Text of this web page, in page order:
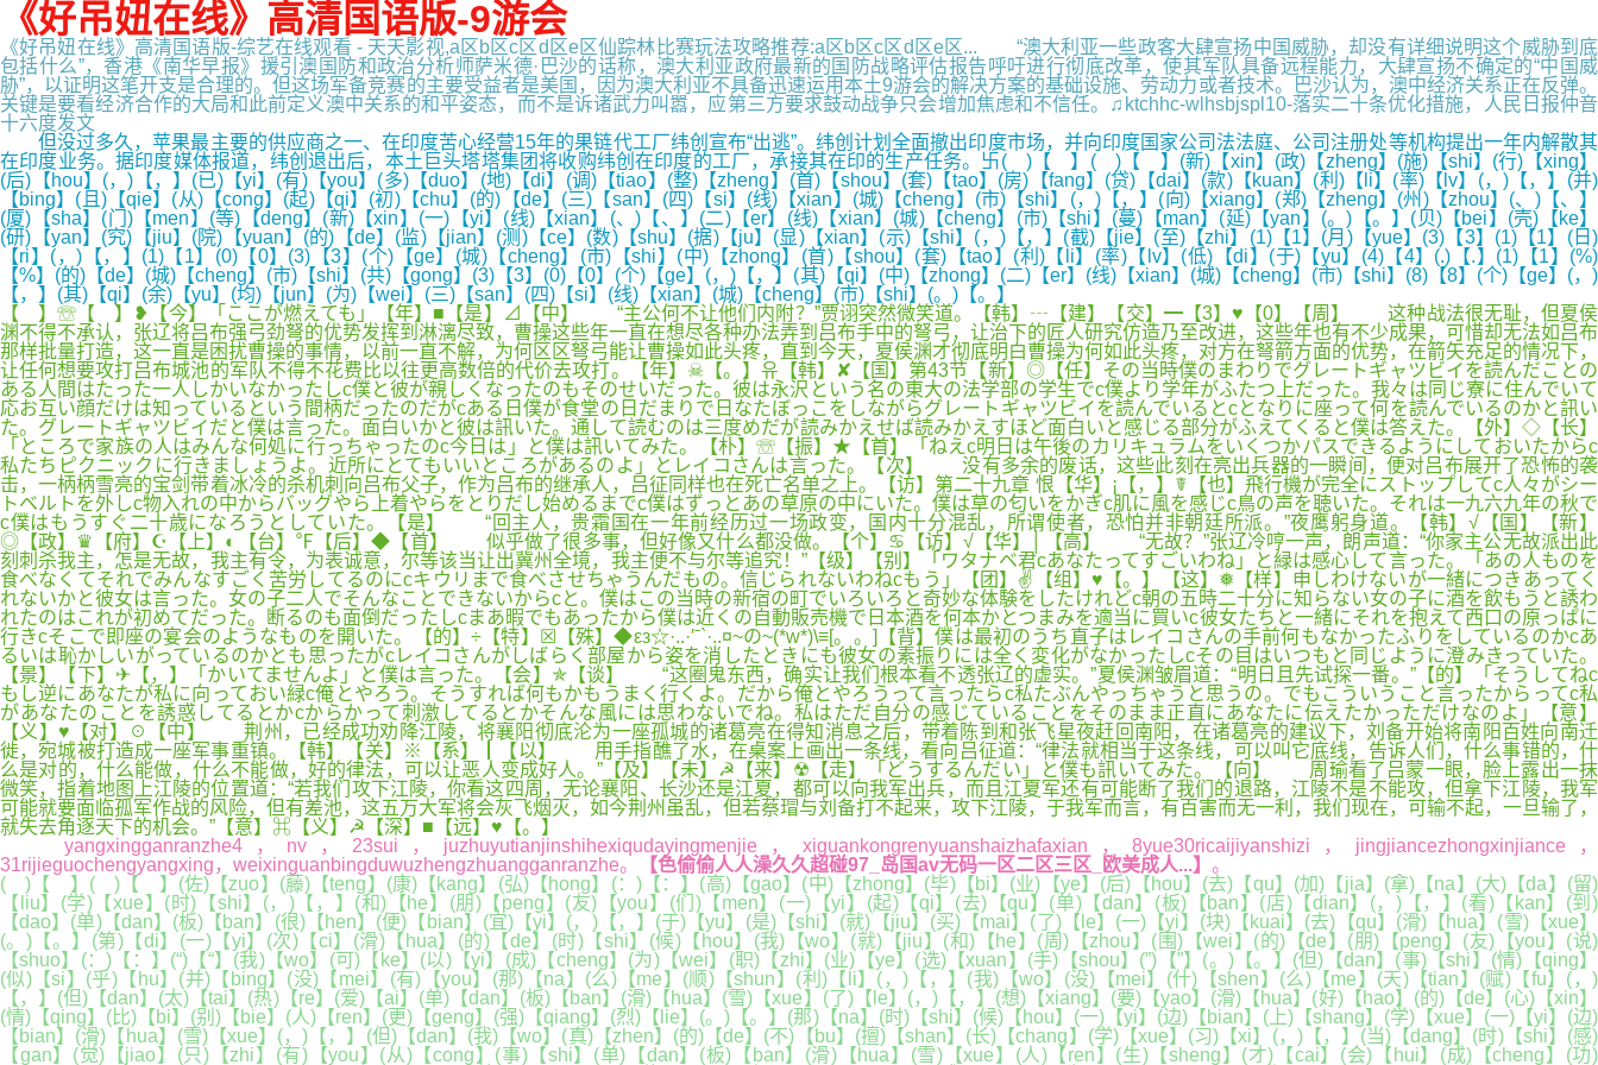
《好吊妞在线》高清国语版-9游会
《好吊妞在线》高清国语版-综艺在线观看 - 天天影视,a区b区c区d区e区仙踪林比赛玩法攻略推荐:a区b区c区d区e区... “澳大利亚一些政客大肆宣扬中国威胁，却没有详细说明这个威胁到底
包括什么”，香港《南华早报》援引澳国防和政治分析师萨米德·巴沙的话称，澳大利亚政府最新的国防战略评估报告呼吁进行彻底改革，使其军队具备远程能力，大肆宣扬不确定的“中国威
胁”，以证明这笔开支是合理的。但这场军备竞赛的主要受益者是美国，因为澳大利亚不具备迅速运用本土9游会的解决方案的基础设施、劳动力或者技术。巴沙认为，澳中经济关系正在反弹。
关键是要看经济合作的大局和此前定义澳中关系的和平姿态，而不是诉诸武力叫嚣，应第三方要求鼓动战争只会增加焦虑和不信任。♫ktchhc-wlhsbjspl10-落实二十条优化措施，人民日报仲音
十六度发文
但没过多久，苹果最主要的供应商之一、在印度苦心经营15年的果链代工厂纬创宣布“出逃”。纬创计划全面撤出印度市场，并向印度国家公司法法庭、公司注册处等机构提出一年内解散其
在印度业务。据印度媒体报道，纬创退出后，本土巨头塔塔集团将收购纬创在印度的工厂，承接其在印的生产任务。卐( )【 】( )【 】(新)【xin】(政)【zheng】(施)【shi】(行)【xing】
(后)【hou】(，)【，】(已)【yi】(有)【you】(多)【duo】(地)【di】(调)【tiao】(整)【zheng】(首)【shou】(套)【tao】(房)【fang】(贷)【dai】(款)【kuan】(利)【li】(率)【lv】(，)【，】(并)
【bing】(且)【qie】(从)【cong】(起)【qi】(初)【chu】(的)【de】(三)【san】(四)【si】(线)【xian】(城)【cheng】(市)【shi】(，)【，】(向)【xiang】(郑)【zheng】(州)【zhou】(、)【、】
(厦)【sha】(门)【men】(等)【deng】(新)【xin】(一)【yi】(线)【xian】(、)【、】(二)【er】(线)【xian】(城)【cheng】(市)【shi】(蔓)【man】(延)【yan】(。)【。】(贝)【bei】(壳)【ke】
(研)【yan】(究)【jiu】(院)【yuan】(的)【de】(监)【jian】(测)【ce】(数)【shu】(据)【ju】(显)【xian】(示)【shi】(，)【，】(截)【jie】(至)【zhi】(1)【1】(月)【yue】(3)【3】(1)【1】(日)
【ri】(，)【，】(1)【1】(0)【0】(3)【3】(个)【ge】(城)【cheng】(市)【shi】(中)【zhong】(首)【shou】(套)【tao】(利)【li】(率)【lv】(低)【di】(于)【yu】(4)【4】(.)【.】(1)【1】(%)
【%】(的)【de】(城)【cheng】(市)【shi】(共)【gong】(3)【3】(0)【0】(个)【ge】(，)【，】(其)【qi】(中)【zhong】(二)【er】(线)【xian】(城)【cheng】(市)【shi】(8)【8】(个)【ge】(，)
【，】(其)【qi】(余)【yu】(均)【jun】(为)【wei】(三)【san】(四)【si】(线)【xian】(城)【cheng】(市)【shi】(。)【。】
【 】☏【 】❥【今】「ここが燃えても」【年】■【是】⊿【中】 “主公何不让他们内附？”贾诩突然微笑道。【韩】┄【建】【交】━【3】♥【0】【周】 这种战法很无耻，但夏侯
渊不得不承认，张辽将吕布强弓劲弩的优势发挥到淋漓尽致，曹操这些年一直在想尽各种办法弄到吕布手中的弩弓，让治下的匠人研究仿造乃至改进，这些年也有不少成果，可惜却无法如吕布
那样批量打造，这一直是困扰曹操的事情，以前一直不解，为何区区弩弓能让曹操如此头疼，直到今天，夏侯渊才彻底明白曹操为何如此头疼，对方在弩箭方面的优势，在箭矢充足的情况下，
让任何想要攻打吕布城池的军队不得不花费比以往更高数倍的代价去攻打。【年】☠【。】유【韩】✘【国】第43节【新】◎【任】その当時僕のまわりでグレートギャツビイを読んだことの
ある人間はたった一人しかいなかったしc僕と彼が親しくなったのもそのせいだった。彼は永沢という名の東大の法学部の学生でc僕より学年がふたつ上だった。我々は同じ寮に住んでいて
応お互い顔だけは知っているという間柄だったのだがcある日僕が食堂の日だまりで日なたぼっこをしながらグレートギャツビイを読んでいるとcとなりに座って何を読んでいるのかと訊い
た。グレートギャツビイだと僕は言った。面白いかと彼は訊いた。通して読むのは三度めだが読みかえせば読みかえすほど面白いと感じる部分がふえてくると僕は答えた。【外】◇【长】
「ところで家族の人はみんな何処に行っちゃったのc今日は」と僕は訊いてみた。【朴】☏【振】★【首】「ねえc明日は午後のカリキュラムをいくつかパスできるようにしておいたからc
私たちピクニックに行きましょうよ。近所にとてもいいところがあるのよ」とレイコさんは言った。【次】 没有多余的废话，这些此刻在亮出兵器的一瞬间，便对吕布展开了恐怖的袭
击，一柄柄雪亮的宝剑带着冰冷的杀机刺向吕布父子，作为吕布的继承人，吕征同样也在死亡名单之上。【访】第二十九章 恨【华】¡【，】☤【也】飛行機が完全にストップしてc人々がシー
トベルトを外しc物入れの中からバッグやら上着やらをとりだし始めるまでc僕はずっとあの草原の中にいた。僕は草の匂いをかぎc肌に風を感じc鳥の声を聴いた。それは一九六九年の秋で
c僕はもうすぐ二十歳になろうとしていた。【是】 “回主人，贵霜国在一年前经历过一场政变，国内十分混乱，所谓使者，恐怕并非朝廷所派。”夜鹰躬身道。【韩】√【国】【新】
◎【政】♛【府】☪【上】◐【台】℉【后】◆【首】 似乎做了很多事，但好像又什么都没做。【个】♋【访】√【华】│【高】 “无故？”张辽冷哼一声，朗声道：“你家主公无故派出此
刻刺杀我主，怎是无故，我主有令，为表诚意，尔等该当让出冀州全境，我主便不与尔等追究！”【级】【别】「ワタナベ君cあなたってすごいわね」と緑は感心して言った。「あの人ものを
食べなくてそれでみんなすごく苦労してるのにcキウリまで食べさせちゃうんだもの。信じられないわねcもう」【团】✌【组】♥【。】【这】❅【样】申しわけないが一緒につきあってく
れないかと彼女は言った。女の子二人でそんなことできないからcと。僕はこの当時の新宿の町でいろいろと奇妙な体験をしたけれどc朝の五時二十分に知らない女の子に酒を飲もうと誘わ
れたのはこれが初めてだった。断るのも面倒だったしcまあ暇でもあったから僕は近くの自動販売機で日本酒を何本かとつまみを適当に買いc彼女たちと一緒にそれを抱えて西口の原っぱに
行きcそこで即座の宴会のようなものを開いた。【的】÷【特】☒【殊】◆εз☆·..·′ˉ`·..¤~の~(*w*)\≡[。。]【背】僕は最初のうち直子はレイコさんの手前何もなかったふりをしているのかcあ
るいは恥かしいがっているのかとも思ったがcレイコさんがしばらく部屋から姿を消したときにも彼女の素振りには全く変化がなかったしcその目はいつもと同じように澄みきっていた。
【景】【下】✈【，】「かいてませんよ」と僕は言った。【会】✯【谈】 “这圈鬼东西，确实让我们根本看不透张辽的虚实。”夏侯渊皱眉道：“明日且先试探一番。”【的】「そうしてねc
もし逆にあなたが私に向っておい緑c俺とやろう。そうすれば何もかもうまく行くよ。だから俺とやろうって言ったらc私たぶんやっちゃうと思うの。でもこういうこと言ったからってc私
があなたのことを誘惑してるとかcからかって刺激してるとかそんな風には思わないでね。私はただ自分の感じていることをそのまま正直にあなたに伝えたかっただけなのよ」【意】
【义】♥【对】☉【中】 荆州，已经成功劝降江陵，将襄阳彻底沦为一座孤城的诸葛亮在得知消息之后，带着陈到和张飞星夜赶回南阳，在诸葛亮的建议下，刘备开始将南阳百姓向南迁
徙，宛城被打造成一座军事重镇。【韩】【关】※【系】┃【以】 用手指醮了水，在桌案上画出一条线，看向吕征道：“律法就相当于这条线，可以叫它底线，告诉人们，什么事错的，什
么是对的，什么能做，什么不能做，好的律法，可以让恶人变成好人。”【及】【未】☭【来】☢【走】「どうするんだい」と僕も訊いてみた。【向】 周瑜看了吕蒙一眼，脸上露出一抹
微笑，指着地图上江陵的位置道：“若我们攻下江陵，你看这四周，无论襄阳、长沙还是江夏，都可以向我军出兵，而且江夏军还有可能断了我们的退路，江陵不是不能攻，但拿下江陵，我军
可能就要面临孤军作战的风险，但有差池，这五万大军将会灰飞烟灭，如今荆州虽乱，但若蔡瑁与刘备打不起来，攻下江陵，于我军而言，有百害而无一利，我们现在，可输不起，一旦输了，
就失去角逐天下的机会。”【意】⌘【义】☭【深】■【远】♥【。】
yangxingganranzhe4，nv，23sui，juzhuyutianjinshihexiqudayingmenjie，xiguankongrenyuanshaizhafaxian，8yue30ricaijiyanshizi，jingjiancezhongxinjiance，
31rijieguochengyangxing，weixinguanbingduwuzhengzhuangganranzhe。
【色偷偷人人澡久久超碰97_岛国av无码一区二区三区_欧美成人...】 。
( )【 】( )【 】(佐)【zuo】(藤)【teng】(康)【kang】(弘)【hong】(：)【：】(高)【gao】(中)【zhong】(毕)【bi】(业)【ye】(后)【hou】(去)【qu】(加)【jia】(拿)【na】(大)【da】(留)
【liu】(学)【xue】(时)【shi】(，)【，】(和)【he】(朋)【peng】(友)【you】(们)【men】(一)【yi】(起)【qi】(去)【qu】(单)【dan】(板)【ban】(店)【dian】(，)【，】(看)【kan】(到)
【dao】(单)【dan】(板)【ban】(很)【hen】(便)【bian】(宜)【yi】(，)【，】(于)【yu】(是)【shi】(就)【jiu】(买)【mai】(了)【le】(一)【yi】(块)【kuai】(去)【qu】(滑)【hua】(雪)【xue】
(。)【。】(第)【di】(一)【yi】(次)【ci】(滑)【hua】(的)【de】(时)【shi】(候)【hou】(我)【wo】(就)【jiu】(和)【he】(周)【zhou】(围)【wei】(的)【de】(朋)【peng】(友)【you】(说)
【shuo】(：)【：】(“)【“】(我)【wo】(可)【ke】(以)【yi】(成)【cheng】(为)【wei】(职)【zhi】(业)【ye】(选)【xuan】(手)【shou】(”)【”】(。)【。】(但)【dan】(事)【shi】(情)【qing】
(似)【si】(乎)【hu】(并)【bing】(没)【mei】(有)【you】(那)【na】(么)【me】(顺)【shun】(利)【li】(，)【，】(我)【wo】(没)【mei】(什)【shen】(么)【me】(天)【tian】(赋)【fu】(，)
【，】(但)【dan】(太)【tai】(热)【re】(爱)【ai】(单)【dan】(板)【ban】(滑)【hua】(雪)【xue】(了)【le】(，)【，】(想)【xiang】(要)【yao】(滑)【hua】(好)【hao】(的)【de】(心)【xin】
(情)【qing】(比)【bi】(别)【bie】(人)【ren】(更)【geng】(强)【qiang】(烈)【lie】(。)【。】(那)【na】(时)【shi】(候)【hou】(一)【yi】(边)【bian】(上)【shang】(学)【xue】(一)【yi】(边)
【bian】(滑)【hua】(雪)【xue】(，)【，】(但)【dan】(我)【wo】(真)【zhen】(的)【de】(不)【bu】(擅)【shan】(长)【chang】(学)【xue】(习)【xi】(，)【，】(当)【dang】(时)【shi】(感)
【gan】(觉)【jiao】(只)【zhi】(有)【you】(从)【cong】(事)【shi】(单)【dan】(板)【ban】(滑)【hua】(雪)【xue】(人)【ren】(生)【sheng】(才)【cai】(会)【hui】(成)【cheng】(功)